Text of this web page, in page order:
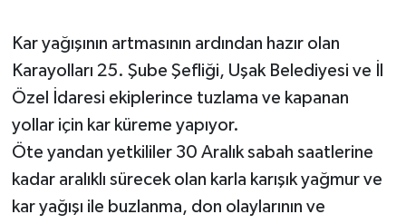
Kar yağışının artmasının ardından hazır olan
Karayolları 25. Şube Şefliği, Uşak Belediyesi ve İl
Özel İdaresi ekiplerince tuzlama ve kapanan
yollar için kar küreme yapıyor.
Öte yandan yetkililer 30 Aralık sabah saatlerine
kadar aralıklı sürecek olan karla karışık yağmur ve
kar yağışı ile buzlanma, don olaylarının ve